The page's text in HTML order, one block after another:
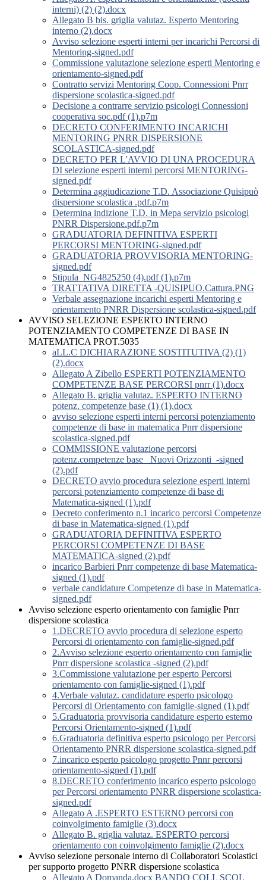
interni) (2) (2).docx
Allegato B bis. griglia valutaz. Esperto Mentoring
interno (2).docx
Avviso selezione esperti interni per incarichi Percorsi di
Mentoring-signed.pdf
Commissione valutazione selezione esperti Mentoring e
orientamento-signed.pdf
Contratto servizi Mentoring Coop. Connessioni Pnrr
dispersione scolastica-signed.pdf
Decisione a contrarre servizio psicologi Connessioni
cooperativa soc.pdf (1).p7m
DECRETO CONFERIMENTO INCARICHI
MENTORING PNRR DISPERSIONE
SCOLASTICA-signed.pdf
DECRETO PER L'AVVIO DI UNA PROCEDURA
DI selezione esperti interni percorsi MENTORING-
signed.pdf
Determina aggiudicazione T.D. Associazione Quisipuò
dispersione scolastica .pdf.p7m
Determina indizione T.D. in Mepa servizio psicologi
PNRR Dispersione.pdf.p7m
GRADUATORIA DEFINITIVA ESPERTI
PERCORSI MENTORING-signed.pdf
GRADUATORIA PROVVISORIA MENTORING-
signed.pdf
Stipula_NG4825250 (4).pdf (1).p7m
TRATTATIVA DIRETTA -QUISIPUO.Cattura.PNG
Verbale assegnazione incarichi esperti Mentoring e
orientamento PNRR Dispersione scolastica-signed.pdf
AVVISO SELEZIONE ESPERTO INTERNO
POTENZIAMENTO COMPETENZE DI BASE IN
MATEMATICA PROT.5035
aLL.C DICHIARAZIONE SOSTITUTIVA (2) (1)
(2).docx
Allegato A Zibello ESPERTI POTENZIAMENTO
COMPETENZE BASE PERCORSI pnrr (1).docx
Allegato B. griglia valutaz. ESPERTO INTERNO
potenz. competenze base (1) (1).docx
avviso selezione esperti interni percorsi potenziamento
competenze di base in matematica Pnrr dispersione
scolastica-signed.pdf
COMMISSIONE valutazione percorsi
potenz.competenze base _Nuovi Orizzonti_-signed
(2).pdf
DECRETO avvio procedura selezione esperti interni
percorsi potenziamento competenze di base di
Matematica-signed (1).pdf
Decreto conferimento n.1 incarico percorsi Competenze
di base in Matematica-signed (1).pdf
GRADUATORIA DEFINITIVA ESPERTO
PERCORSI COMPETENZE DI BASE
MATEMATICA-signed (2).pdf
incarico Barbieri Pnrr competenze di base Matematica-
signed (1).pdf
verbale candidature Competenze di base in Matematica-
signed.pdf
Avviso selezione esperto orientamento con famiglie Pnrr
dispersione scolastica
1.DECRETO avvio procedura di selezione esperto
Percorsi di orientamento con famiglie-signed.pdf
2.Avviso selezione esperto orientamento con famiglie
Pnrr dispersione scolastica -signed (2).pdf
3.Commissione valutazione per esperto Percorsi
orientamento con famiglie-signed (1).pdf
4.Verbale valutaz. candidature esperto psicologo
Percorsi di Orientamento con famiglie-signed (1).pdf
5.Graduatoria provvisoria candidature esperto esterno
Percorsi Orientamento-signed (1).pdf
6.Graduatoria definitiva esperto psicologo per Percorsi
Orientamento PNRR dispersione scolastica-signed.pdf
7.incarico esperto psicologo progetto Pnnr percorsi
orientamento-signed (1).pdf
8.DECRETO conferimento incarico esperto psicologo
per Percorsi orientamento PNRR dispersione scolastica-
signed.pdf
Allegato A .ESPERTO ESTERNO percorsi con
coinvolgimento famiglie (3).docx
Allegato B. griglia valutaz. ESPERTO percorsi
orientamento con coinvolgimento famiglie (2).docx
Avviso selezione personale interno di Collaboratori Scolastici
per supporto progetto PNRR dispersione scolastica
Allegato A Domanda.docx BANDO COLL SCOL